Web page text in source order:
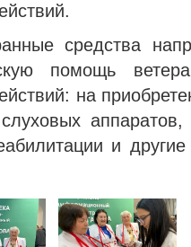
средства
помощь
на
и